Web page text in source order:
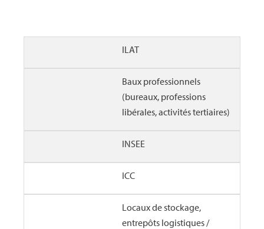
ILAT
Baux professionnels
(bureaux, professions
libérales, activités tertiaires)
INSEE
ICC
Locaux de stockage,
entrepôts logistiques /